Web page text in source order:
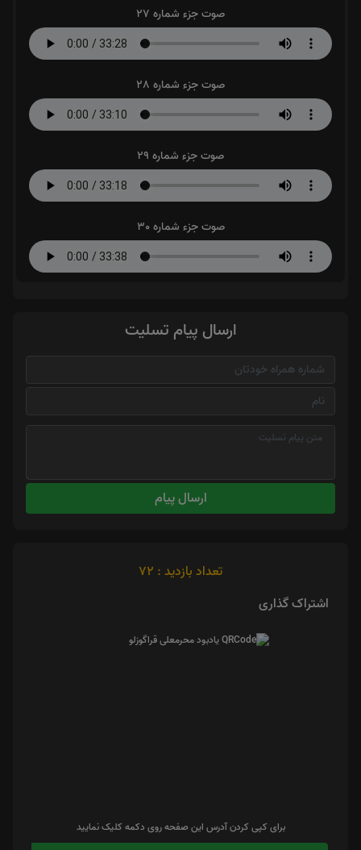
صوت جزء شماره 27
صوت جزء شماره 28
صوت جزء شماره 29
صوت جزء شماره 30
ارسال پیام تسلیت
ارسال پیام
تعداد بازدید : 72
اشتراک گذاری
برای کپی کردن آدرس این صفحه روی دکمه کلیک نمایید